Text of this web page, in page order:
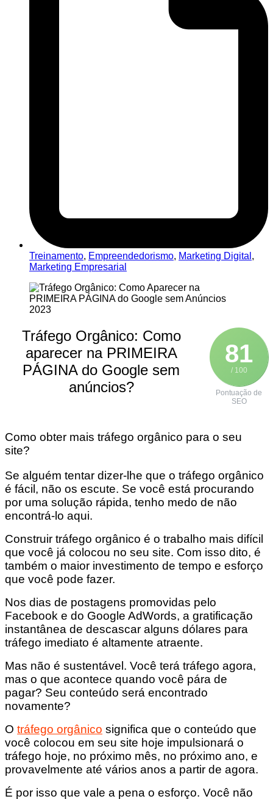
Treinamento, Empreendedorismo, Marketing Digital ,
Marketing Empresarial
81
/ 100
Pontuação de
SEO
Tráfego Orgânico: Como
aparecer na PRIMEIRA
PÁGINA do Google sem
anúncios?
Como obter mais tráfego orgânico para o seu
site?
Se alguém tentar dizer-lhe que o tráfego orgânico
é fácil, não os escute. Se você está procurando
por uma solução rápida, tenho medo de não
encontrá-lo aqui.
Construir tráfego orgânico é o trabalho mais difícil
que você já colocou no seu site. Com isso dito, é
também o maior investimento de tempo e esforço
que você pode fazer.
Nos dias de postagens promovidas pelo
Facebook e do Google AdWords, a gratificação
instantânea de descascar alguns dólares para
tráfego imediato é altamente atraente.
Mas não é sustentável. Você terá tráfego agora,
mas o que acontece quando você pára de
pagar? Seu conteúdo será encontrado
novamente?
O tráfego orgânico significa que o conteúdo que
você colocou em seu site hoje impulsionará o
tráfego hoje, no próximo mês, no próximo ano, e
provavelmente até vários anos a partir de agora.
É por isso que vale a pena o esforço. Você não